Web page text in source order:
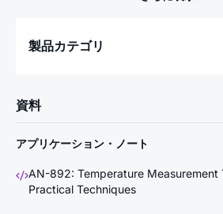
製品カテゴリ
資料
アプリケーション・ノート
AN-892: Temperature Measurement
Practical Techniques